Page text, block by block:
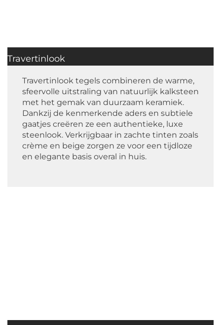
Travertinlook
Travertinlook tegels combineren de warme,
sfeervolle uitstraling van natuurlijk kalksteen
met het gemak van duurzaam keramiek.
Dankzij de kenmerkende aders en subtiele
gaatjes creëren ze een authentieke, luxe
steenlook. Verkrijgbaar in zachte tinten zoals
crème en beige zorgen ze voor een tijdloze
en elegante basis overal in huis.